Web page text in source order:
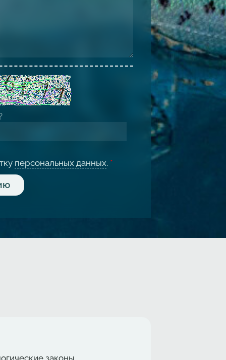
персональных данных. *
законы,